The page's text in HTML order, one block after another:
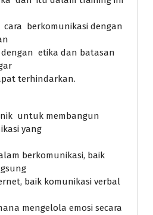
berkomunikasi dengan
etika dan batasan
terhindarkan.
untuk membangun
yang
berkomunikasi, baik
baik komunikasi verbal
mengelola emosi secara